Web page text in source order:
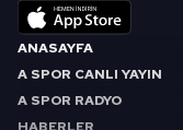
ANASAYFA
A SPOR CANLI YAYIN
A SPOR RADYO